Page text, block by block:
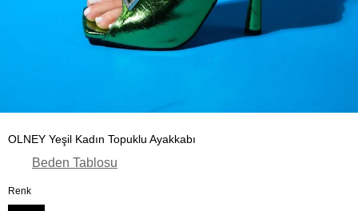
OLNEY Yeşil Kadın Topuklu Ayakkabı
Beden Tablosu
Renk